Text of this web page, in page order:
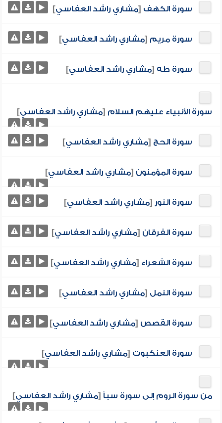
سورة الكهف [مشاري راشد العفاسي]
سورة مريم [مشاري راشد العفاسي]
سورة طه [مشاري راشد العفاسي]
سورة الأنبياء عليهم السلام [مشاري راشد العفاسي]
سورة الحج [مشاري راشد العفاسي]
سورة المؤمنون [مشاري راشد العفاسي]
سورة النور [مشاري راشد العفاسي]
سورة الفرقان [مشاري راشد العفاسي]
سورة الشعراء [مشاري راشد العفاسي]
سورة النمل [مشاري راشد العفاسي]
سورة القصص [مشاري راشد العفاسي]
سورة العنكبوت [مشاري راشد العفاسي]
من سورة الروم إلى سورة سبأ [مشاري راشد العفاسي]